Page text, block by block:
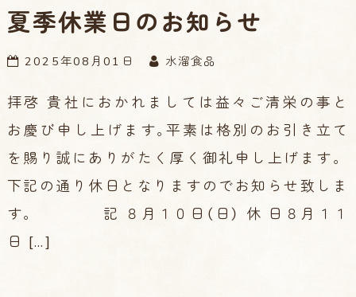
夏季休業日のお知らせ
2025年08月01日 水溜食品
拝啓 貴社におかれましては益々ご清栄の事と
お慶び申し上げます｡平素は格別のお引き立て
を賜り誠にありがたく厚く御礼申し上げます。
下記の通り休日となりますのでお知らせ致しま
す｡ 記 ８月１０日（日） 休 日８月１１
日 […]